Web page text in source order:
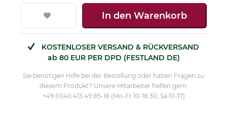
In den Warenkorb
KOSTENLOSER VERSAND & RÜCKVERSAND
ab 80 EUR PER DPD (FESTLAND DE)
Sie benötigen Hilfe bei der Bestellung oder haben Fragen zu
diesem Produkt? Unsere Mitarbeiter helfen gern:
+49 (0)40 413 49 85-18 (Mo-Fr 10-18:30, Sa 10-17)